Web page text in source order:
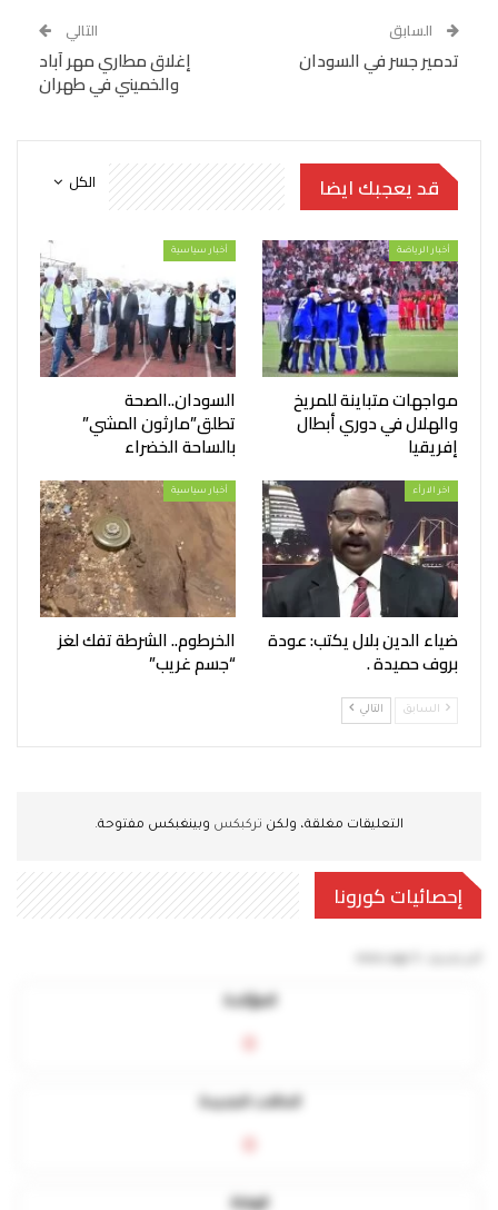
السابق
تدمير جسر في السودان
التالي
إغلاق مطاري مهر آباد
والخميني في طهران
الكل قد يعجبك ايضا
أخبار الرياضة
مواجهات متباينة للمريخ
والهلال في دوري أبطال
إفريقيا
أخبار سياسية
السودان..الصحة
تطلق”مارثون المشي”
بالساحة الخضراء
اخر الارأء
ضياء الدين بلال يكتب: عودة
بروف حميدة .
أخبار سياسية
الخرطوم.. الشرطة تفك لغز
“جسم غريب”
السابق التالي
التعليقات مغلقة، ولكن تركبكس وبينغبكس مفتوحة.
إحصائيات كورونا